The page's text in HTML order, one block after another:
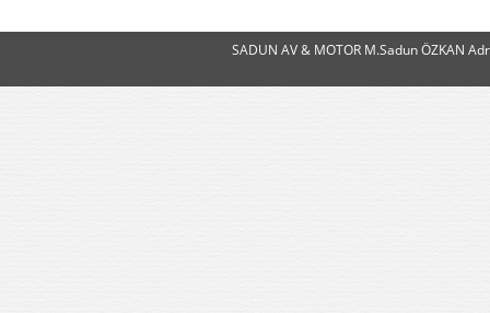
SADUN AV & MOTOR M.Sadun ÖZKAN